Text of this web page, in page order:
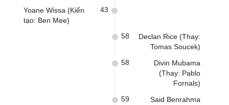
Yoane Wissa (Kiến
tạo: Ben Mee)
43
Declan Rice (Thay:
Tomas Soucek)
58
Divin Mubama
(Thay: Pablo
Fornals)
58
Said Benrahma
59